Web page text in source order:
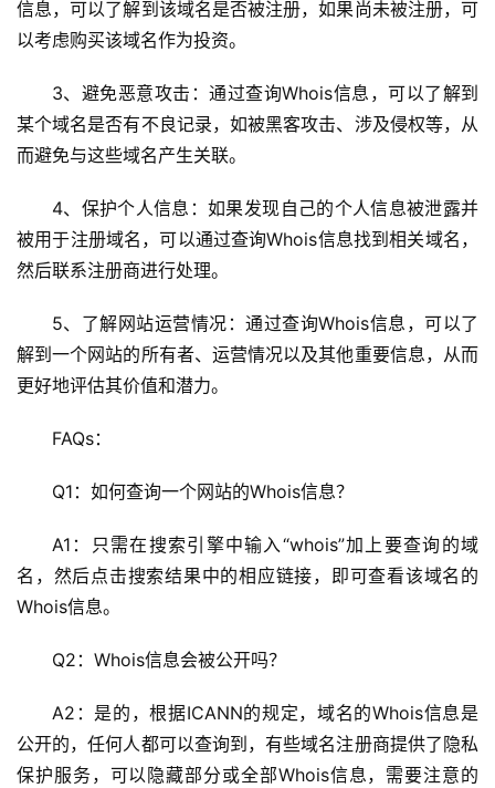
信息，可以了解到该域名是否被注册，如果尚未被注册，可
以考虑购买该域名作为投资。
3、避免恶意攻击：通过查询Whois信息，可以了解到
某个域名是否有不良记录，如被黑客攻击、涉及侵权等，从
而避免与这些域名产生关联。
4、保护个人信息：如果发现自己的个人信息被泄露并
被用于注册域名，可以通过查询Whois信息找到相关域名，
然后联系注册商进行处理。
5、了解网站运营情况：通过查询Whois信息，可以了
解到一个网站的所有者、运营情况以及其他重要信息，从而
更好地评估其价值和潜力。
FAQs：
Q1：如何查询一个网站的Whois信息？
A1：只需在搜索引擎中输入“whois”加上要查询的域
名，然后点击搜索结果中的相应链接，即可查看该域名的
Whois信息。
Q2：Whois信息会被公开吗？
A2：是的，根据ICANN的规定，域名的Whois信息是
公开的，任何人都可以查询到，有些域名注册商提供了隐私
保护服务，可以隐藏部分或全部Whois信息，需要注意的